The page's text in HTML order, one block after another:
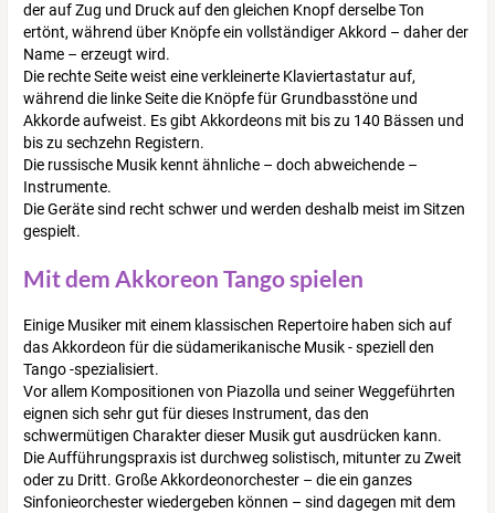
der auf Zug und Druck auf den gleichen Knopf derselbe Ton
ertönt, während über Knöpfe ein vollständiger Akkord – daher der
Name – erzeugt wird.
Die rechte Seite weist eine verkleinerte Klaviertastatur auf,
während die linke Seite die Knöpfe für Grundbasstöne und
Akkorde aufweist. Es gibt Akkordeons mit bis zu 140 Bässen und
bis zu sechzehn Registern.
Die russische Musik kennt ähnliche – doch abweichende –
Instrumente.
Die Geräte sind recht schwer und werden deshalb meist im Sitzen
gespielt.
Mit dem Akkoreon Tango spielen
Einige Musiker mit einem klassischen Repertoire haben sich auf
das Akkordeon für die südamerikanische Musik - speziell den
Tango -spezialisiert.
Vor allem Kompositionen von Piazolla und seiner Weggeführten
eignen sich sehr gut für dieses Instrument, das den
schwermütigen Charakter dieser Musik gut ausdrücken kann.
Die Aufführungspraxis ist durchweg solistisch, mitunter zu Zweit
oder zu Dritt. Große Akkordeonorchester – die ein ganzes
Sinfonieorchester wiedergeben können – sind dagegen mit dem